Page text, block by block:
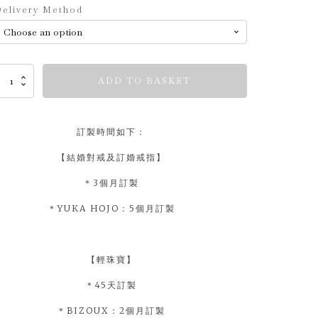
Method
ADD TO BASKET
訂製時間如下：
【結婚對戒及訂婚戒指】
＊3個月訂製
＊YUKA HOJO：5個月訂製
【輕珠寶】
＊45天訂製
＊BIZOUX：2個月訂製